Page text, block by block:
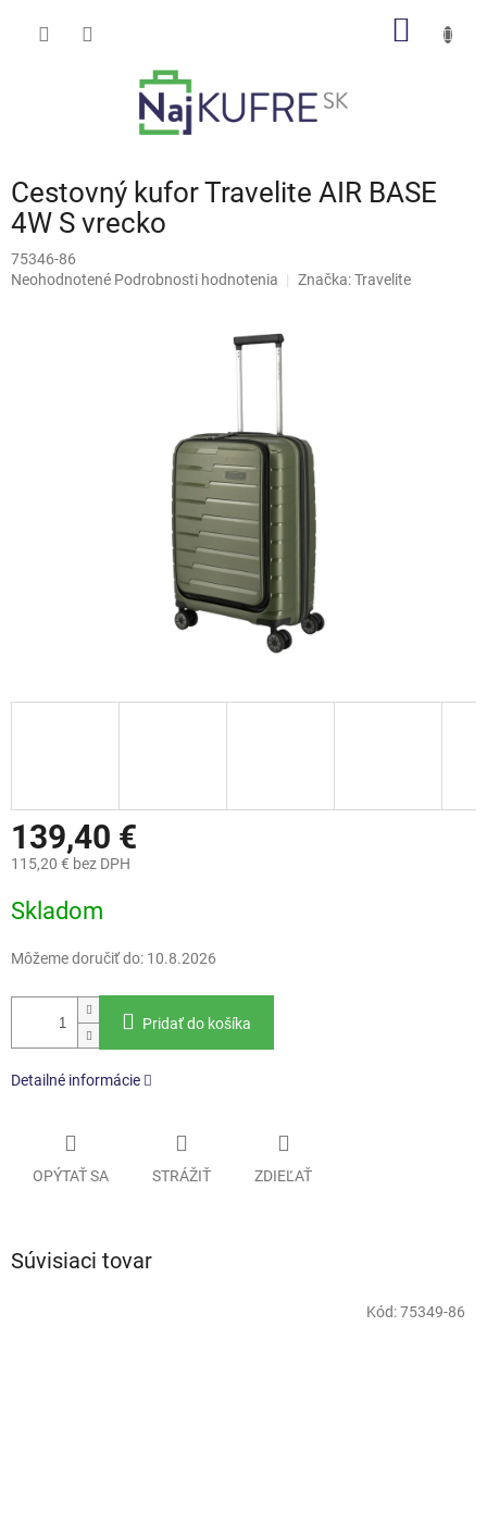
Cestovný kufor Travelite AIR BASE
4W S vrecko
75346-86
Priemerné
Neohodnotené Podrobnosti hodnotenia Značka:Travelite
139,40 €
115,20 € bez DPH
cena:
Skladom
Môžeme doručiť do: 10.8.2026
Pridať do košíka
Detailné informácie
OPÝTAŤ SA STRÁŽIŤ ZDIEĽAŤ
Súvisiaci tovar
Kód:75349-86